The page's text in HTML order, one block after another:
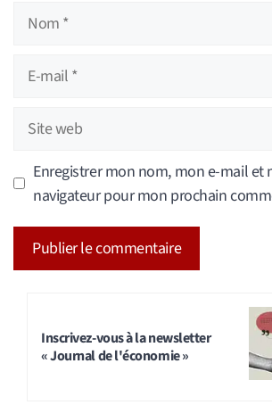
Nom
Site
web
Enregistrer mon nom, mon e-mail et
navigateur pour mon prochain
Inscrivez-vous à la newsletter
« Journal de l'économie »